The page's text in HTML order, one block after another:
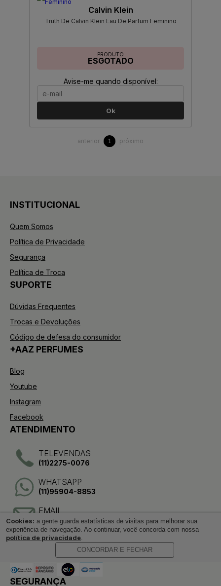
Calvin Klein
Truth De Calvin Klein Eau De Parfum Feminino
PRODUTO
ESGOTADO
Avise-me quando disponível:
Ok
anterior 1 próximo
INSTITUCIONAL
Quem Somos
Política de Privacidade
Segurança
Política de Troca
SUPORTE
Dúvidas Frequentes
Trocas e Devoluções
Código de defesa do consumidor
+AAZ PERFUMES
Blog
Youtube
Instagram
Facebook
ATENDIMENTO
TELEVENDAS
(11)2275-0076
WHATSAPP
(11)95904-8853
EMAIL
sac@aazperfumes.com.br
PAGAMENTO
SEGURANÇA
Cookies: a gente guarda estatísticas de visitas para melhorar sua
experiência de navegação. Ao continuar, você concorda com nossa
política de privacidade.
CONCORDAR E FECHAR